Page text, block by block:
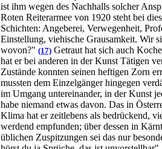
ist ihm wegen des Nachhalls solcher
Roten Reiterarmee von 1920 steht bei
Schichten: Angeberei, Verwegenheit,
Einstellung, viehische Grausamkeit. Wir
wovon?" (17) Getraut hat sich auch
hat er bei anderen in der Kunst Tätigen
Zustände konnten seinen heftigen Zorn
mussten dem Einzelgänger hingegen
im Umgang untereinander, in der Kunst
habe niemand etwas davon. Das in
Klima hat er zeitlebens als bedrückend,
werdend empfunden; über dessen in
üblichen Zuspitzungen sei das nur